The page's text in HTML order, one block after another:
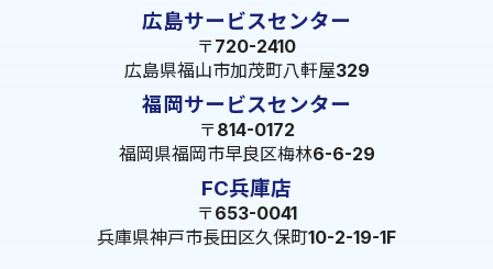
広島サービスセンター
〒720-2410
広島県福山市加茂町八軒屋329
福岡サービスセンター
〒814-0172
福岡県福岡市早良区梅林6-6-29
FC兵庫店
〒653-0041
兵庫県神戸市長田区久保町10-2-19-1F